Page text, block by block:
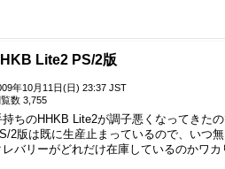
Lite2 PS/2版
年10月11日(日) 23:37 JST
数 3,755
持ちのHHKB Lite2が調子悪くなってきたの
2版は既に生産止まっているので、いつ
レバリーがどれだけ在庫しているのかワカ